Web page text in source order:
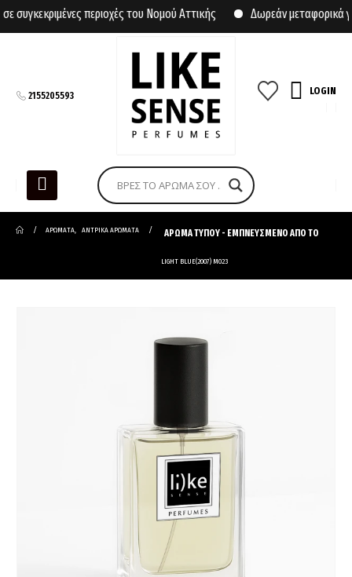
περιοχές του Νομού Αττικής Δωρεάν μεταφορικά για
2155205593 LOGIN
ΑΡΩΜΑΤΑ, ΑΝΤΡΙΚΑ ΑΡΩΜΑΤΑ ΑΡΩΜΑ ΤΥΠΟΥ - ΕΜΠΝΕΥΣΜΕΝΟ ΑΠΟ ΤΟ
LIGHT BLUE(2007) M023